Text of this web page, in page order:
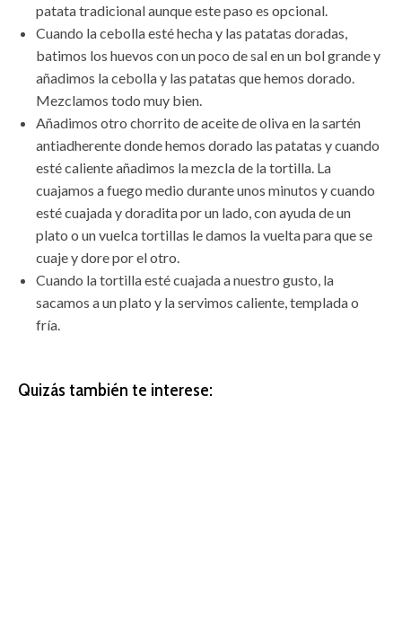
patata tradicional aunque este paso es opcional.
Cuando la cebolla esté hecha y las patatas doradas,
batimos los huevos con un poco de sal en un bol grande y
añadimos la cebolla y las patatas que hemos dorado.
Mezclamos todo muy bien.
Añadimos otro chorrito de aceite de oliva en la sartén
antiadherente donde hemos dorado las patatas y cuando
esté caliente añadimos la mezcla de la tortilla. La
cuajamos a fuego medio durante unos minutos y cuando
esté cuajada y doradita por un lado, con ayuda de un
plato o un vuelca tortillas le damos la vuelta para que se
cuaje y dore por el otro.
Cuando la tortilla esté cuajada a nuestro gusto, la
sacamos a un plato y la servimos caliente, templada o
fría.
Quizás también te interese: